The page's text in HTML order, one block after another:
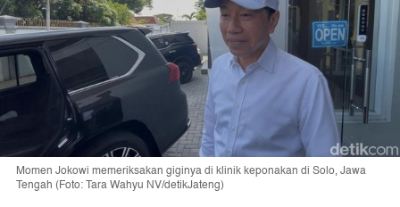
Momen Jokowi memeriksakan giginya di klinik keponakan di Solo, Jawa
Tengah (Foto: Tara Wahyu NV/detikJateng)